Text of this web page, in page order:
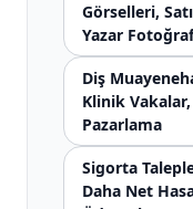
Görselleri,
Yazar
Diş
Klinik
Pazarlama
Sigorta
Daha Net